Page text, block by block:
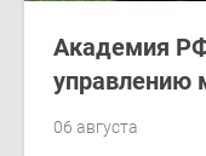
06 августа
Академия